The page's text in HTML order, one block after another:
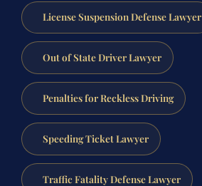
License Suspension Defense Lawyer
Out of State Driver Lawyer
Penalties for Reckless Driving
Speeding Ticket Lawyer
Traffic Fatality Defense Lawyer